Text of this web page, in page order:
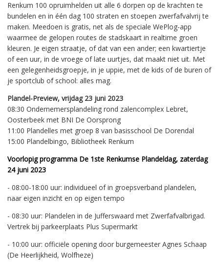
Renkum 100 opruimhelden uit alle 6 dorpen op de krachten te
bundelen en in één dag 100 straten en stoepen zwerfafvalvrij te
maken. Meedoen is gratis, net als de speciale WePlog-app
waarmee de gelopen routes de stadskaart in realtime groen
kleuren. Je eigen straatje, of dat van een ander; een kwartiertje
of een uur, in de vroege of late uurtjes, dat maakt niet uit. Met
een gelegenheidsgroepje, in je uppie, met de kids of de buren of
je sportclub of school: alles mag.
Plandel-Preview, vrijdag 23 juni 2023
08:30 Ondernemersplandeling rond zalencomplex Lebret,
Oosterbeek met BNI De Oorsprong
11:00 Plandelles met groep 8 van basisschool De Dorendal
15:00 Plandelbingo, Bibliotheek Renkum
Voorlopig programma De 1ste Renkumse Plandeldag, zaterdag
24 juni 2023
- 08:00-18:00 uur: individueel of in groepsverband plandelen,
naar eigen inzicht en op eigen tempo
- 08:30 uur: Plandelen in de Jufferswaard met Zwerfafvalbrigad.
Vertrek bij parkeerplaats Plus Supermarkt
- 10:00 uur: officiële opening door burgemeester Agnes Schaap
(De Heerlijkheid, Wolfheze)